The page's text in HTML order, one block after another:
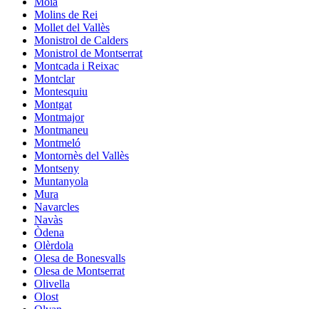
Molins de Rei
Mollet del Vallès
Monistrol de Calders
Monistrol de Montserrat
Montcada i Reixac
Montclar
Montesquiu
Montgat
Montmajor
Montmaneu
Montmeló
Montornès del Vallès
Montseny
Muntanyola
Mura
Navarcles
Navàs
Òdena
Olèrdola
Olesa de Bonesvalls
Olesa de Montserrat
Olivella
Olost